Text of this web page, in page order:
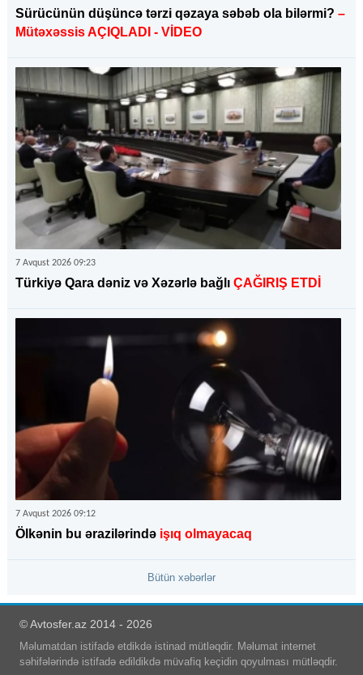
Sürücünün düşüncə tərzi qəzaya səbəb ola bilərmi? –
Mütəxəssis AÇIQLADI - VİDEO
7 Avqust 2026 09:23
Türkiyə Qara dəniz və Xəzərlə bağlı ÇAĞIRIŞ ETDİ
7 Avqust 2026 09:12
Ölkənin bu ərazilərində işıq olmayacaq
Bütün xəbərlər
© Avtosfer.az 2014 - 2026
Məlumatdan istifadə etdikdə istinad mütləqdir. Məlumat internet
səhifələrində istifadə edildikdə müvafiq keçidin qoyulması mütləqdir.